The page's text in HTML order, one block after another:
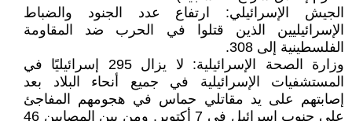
الجيش الإسرائيلي: ارتفاع عدد الجنود والضباط
الإسرائيليين الذين قتلوا في الحرب ضد المقاومة
الفلسطينية إلى 308.
وزارة الصحة الإسرائيلية: لا يزال 295 إسرائيليًا في
المستشفيات الإسرائيلية في جميع أنحاء البلاد بعد
إصابتهم على يد مقاتلي حماس في هجومهم المفاجئ
على جنوب إسرائيل في 7 أكتوبر. ومن بين المصابين 46